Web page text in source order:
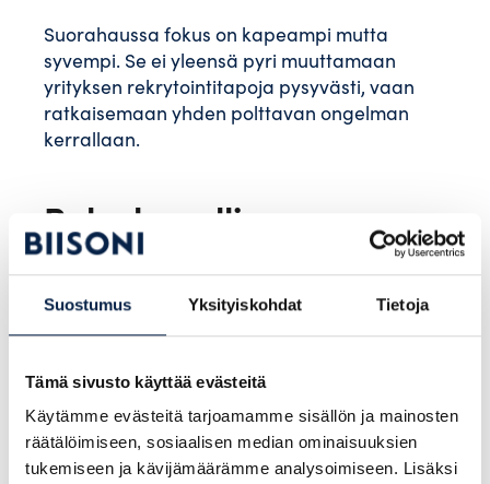
Suostumus Yksityiskohdat Tietoja
Tämä sivusto käyttää evästeitä
Käytämme evästeitä tarjoamamme sisällön ja mainosten
räätälöimiseen, sosiaalisen median ominaisuuksien
tukemiseen ja kävijämäärämme analysoimiseen. Lisäksi
Suorahaussa fokus on kapeampi mutta
syvempi. Se ei yleensä pyri muuttamaan
yrityksen rekrytointitapoja pysyvästi, vaan
ratkaisemaan yhden polttavan ongelman
kerrallaan.
Palvelumallien
suurimmat erot:
Laajuus, hinnoittelu ja
tavoitteet
Kun verrataan näitä kahta mallia, on tärkeää
ymmärtää niiden erilaiset tavoitteet. Alla on
koottuna keskeisimmät erot: